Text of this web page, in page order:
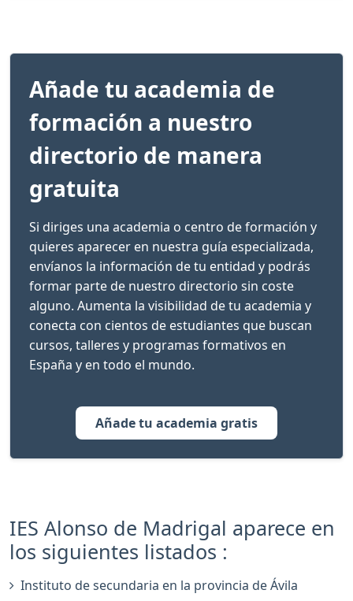
Añade tu academia de
formación a nuestro
directorio de manera
gratuita
Si diriges una academia o centro de formación y
quieres aparecer en nuestra guía especializada,
envíanos la información de tu entidad y podrás
formar parte de nuestro directorio sin coste
alguno. Aumenta la visibilidad de tu academia y
conecta con cientos de estudiantes que buscan
cursos, talleres y programas formativos en
España y en todo el mundo.
Añade tu academia gratis
IES Alonso de Madrigal aparece en
los siguientes listados :
Instituto de secundaria en la provincia de Ávila